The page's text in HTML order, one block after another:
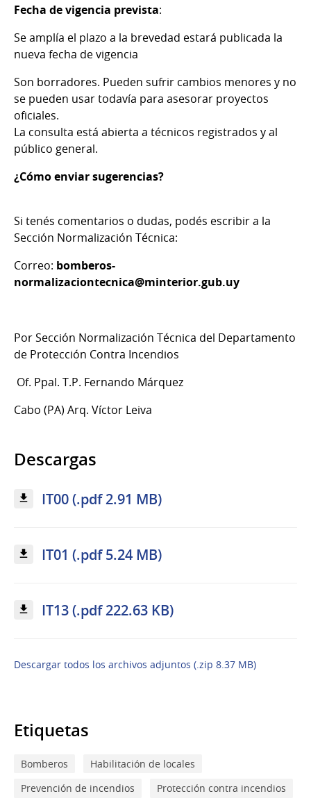
Fecha de vigencia prevista:
Se amplía el plazo a la brevedad estará publicada la
nueva fecha de vigencia
Son borradores. Pueden sufrir cambios menores y no
se pueden usar todavía para asesorar proyectos
oficiales.
La consulta está abierta a técnicos registrados y al
público general.
¿Cómo enviar sugerencias?
Si tenés comentarios o dudas, podés escribir a la
Sección Normalización Técnica:
Correo: bomberos-
normalizaciontecnica@minterior.gub.uy
Por Sección Normalización Técnica del Departamento
de Protección Contra Incendios
Of. Ppal. T.P. Fernando Márquez
Cabo (PA) Arq. Víctor Leiva
Descargas
IT00 (.pdf 2.91 MB)
IT01 (.pdf 5.24 MB)
IT13 (.pdf 222.63 KB)
Descargar todos los archivos adjuntos (.zip 8.37 MB)
Etiquetas
Bomberos
Habilitación de locales
Prevención de incendios
Protección contra incendios